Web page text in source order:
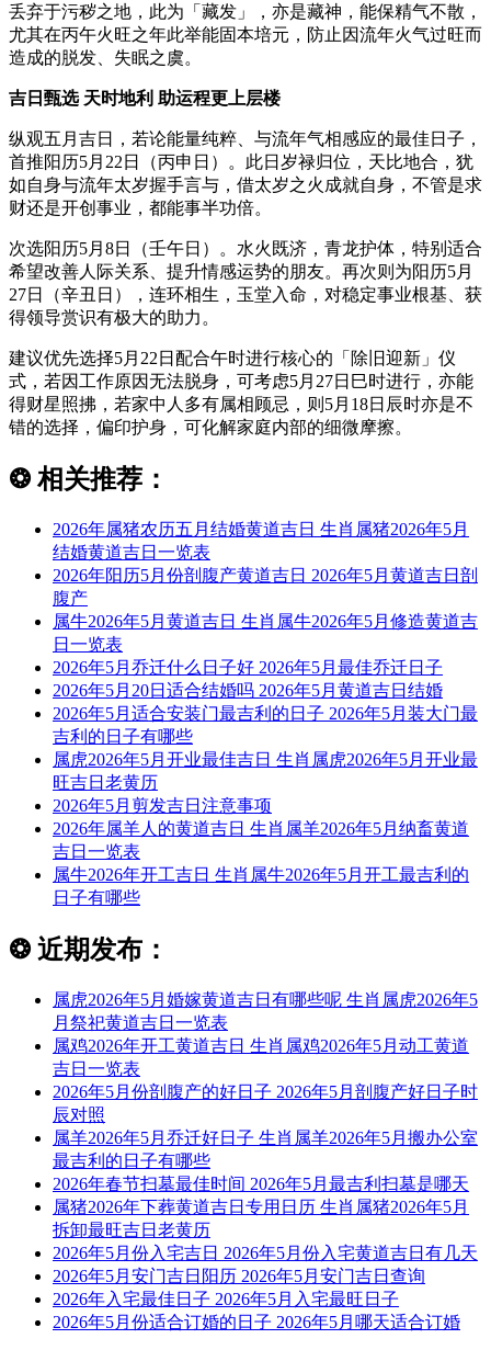
丢弃于污秽之地，此为「藏发」，亦是藏神，能保精气不散，
尤其在丙午火旺之年此举能固本培元，防止因流年火气过旺而
造成的脱发、失眠之虞。
吉日甄选 天时地利 助运程更上层楼
纵观五月吉日，若论能量纯粹、与流年气相感应的最佳日子，
首推阳历5月22日（丙申日）。此日岁禄归位，天比地合，犹
如自身与流年太岁握手言与，借太岁之火成就自身，不管是求
财还是开创事业，都能事半功倍。
次选阳历5月8日（壬午日）。水火既济，青龙护体，特别适合
希望改善人际关系、提升情感运势的朋友。再次则为阳历5月
27日（辛丑日），连环相生，玉堂入命，对稳定事业根基、获
得领导赏识有极大的助力。
建议优先选择5月22日配合午时进行核心的「除旧迎新」仪
式，若因工作原因无法脱身，可考虑5月27日巳时进行，亦能
得财星照拂，若家中人多有属相顾忌，则5月18日辰时亦是不
错的选择，偏印护身，可化解家庭内部的细微摩擦。
❂ 相关推荐：
2026年属猪农历五月结婚黄道吉日 生肖属猪2026年5月
结婚黄道吉日一览表
2026年阳历5月份剖腹产黄道吉日 2026年5月黄道吉日剖
腹产
属牛2026年5月黄道吉日 生肖属牛2026年5月修造黄道吉
日一览表
2026年5月乔迁什么日子好 2026年5月最佳乔迁日子
2026年5月20日适合结婚吗 2026年5月黄道吉日结婚
2026年5月适合安装门最吉利的日子 2026年5月装大门最
吉利的日子有哪些
属虎2026年5月开业最佳吉日 生肖属虎2026年5月开业最
旺吉日老黄历
2026年5月剪发吉日注意事项
2026年属羊人的黄道吉日 生肖属羊2026年5月纳畜黄道
吉日一览表
属牛2026年开工吉日 生肖属牛2026年5月开工最吉利的
日子有哪些
❂ 近期发布：
属虎2026年5月婚嫁黄道吉日有哪些呢 生肖属虎2026年5
月祭祀黄道吉日一览表
属鸡2026年开工黄道吉日 生肖属鸡2026年5月动工黄道
吉日一览表
2026年5月份剖腹产的好日子 2026年5月剖腹产好日子时
辰对照
属羊2026年5月乔迁好日子 生肖属羊2026年5月搬办公室
最吉利的日子有哪些
2026年春节扫墓最佳时间 2026年5月最吉利扫墓是哪天
属猪2026年下葬黄道吉日专用日历 生肖属猪2026年5月
拆卸最旺吉日老黄历
2026年5月份入宅吉日 2026年5月份入宅黄道吉日有几天
2026年5月安门吉日阳历 2026年5月安门吉日查询
2026年入宅最佳日子 2026年5月入宅最旺日子
2026年5月份适合订婚的日子 2026年5月哪天适合订婚